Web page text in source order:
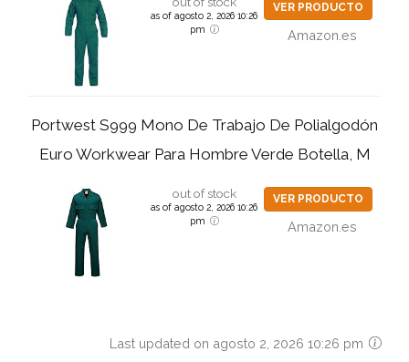
as of agosto 2, 2026 10:26
pm
VER PRODUCTO
Amazon.es
Portwest S999 Mono De Trabajo De Polialgodón
Euro Workwear Para Hombre Verde Botella, M
out of stock
as of agosto 2, 2026 10:26
pm
VER PRODUCTO
Amazon.es
Last updated on agosto 2, 2026 10:26 pm